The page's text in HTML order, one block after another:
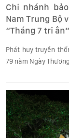
Chi nhánh
Nam Trung Bộ
“Tháng 7 tri
Phát huy truyền
79 năm Ngày